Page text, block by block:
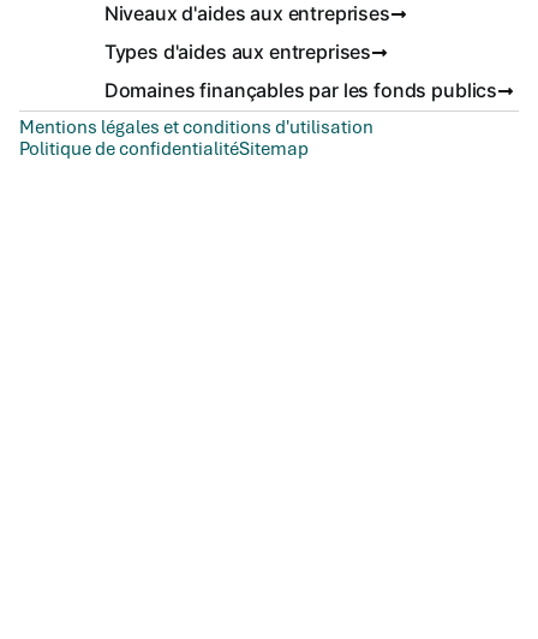
Niveaux d'aides aux entreprises
Types d'aides aux entreprises
Domaines finançables par les fonds publics
Mentions légales et conditions d'utilisation
Politique de confidentialitéSitemap